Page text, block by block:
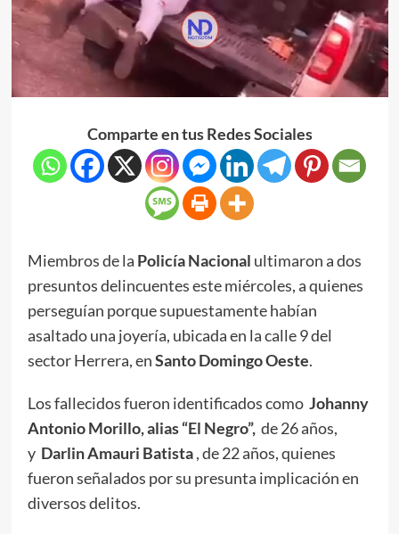
Comparte en tus Redes Sociales
Miembros de la Policía Nacional ultimaron a dos
presuntos delincuentes este miércoles, a quienes
perseguían porque supuestamente habían
asaltado una joyería, ubicada en la calle 9 del
sector Herrera, enSanto Domingo Oeste.
Los fallecidos fueron identificados como Johanny
Antonio Morillo, alias “El Negro”, de 26 años,
y Darlin Amauri Batista, de 22 años, quienes
fueron señalados por su presunta implicación en
diversos delitos.